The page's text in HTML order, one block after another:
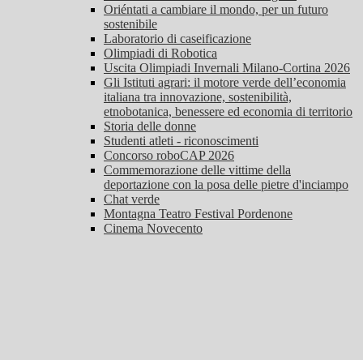
Oriéntati a cambiare il mondo, per un futuro
sostenibile
Laboratorio di caseificazione
Olimpiadi di Robotica
Uscita Olimpiadi Invernali Milano-Cortina 2026
Gli Istituti agrari: il motore verde dell’economia
italiana tra innovazione, sostenibilità,
etnobotanica, benessere ed economia di territorio
Storia delle donne
Studenti atleti - riconoscimenti
Concorso roboCAP 2026
Commemorazione delle vittime della
deportazione con la posa delle pietre d'inciampo
Chat verde
Montagna Teatro Festival Pordenone
Cinema Novecento